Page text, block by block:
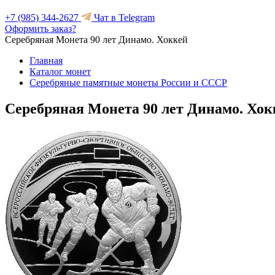
+7 (985) 344-2627
Чат в Telegram
Оформить заказ?
Серебряная Монета 90 лет Динамо. Хоккей
Главная
Каталог монет
Серебряные памятные монеты России и СССР
Серебряная Монета 90 лет Динамо.